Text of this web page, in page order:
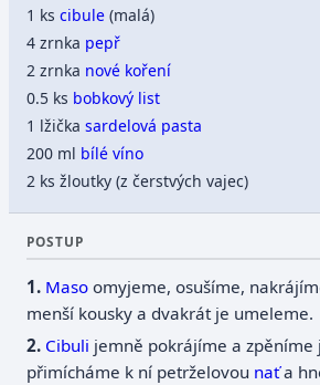
1 kscibule (malá)
4 zrnka pepř
2 zrnka nové koření
0.5 ks bobkový list
1 lžičkasardelová pasta
200 ml bílé víno
2 ks žloutky (z čerstvých vajec)
POSTUP
Maso omyjeme, osušíme,
menší kousky a dvakrát je umeleme.
Cibuli jemně pokrájíme a zpěníme
přimícháme k ní petrželovou naťa